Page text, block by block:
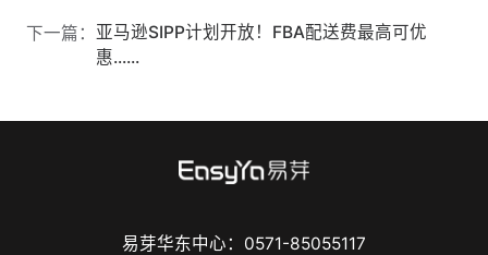
下一篇： 亚马逊SIPP计划开放！FBA配送费最高可优
惠......
易芽华东中心：0571-85055117